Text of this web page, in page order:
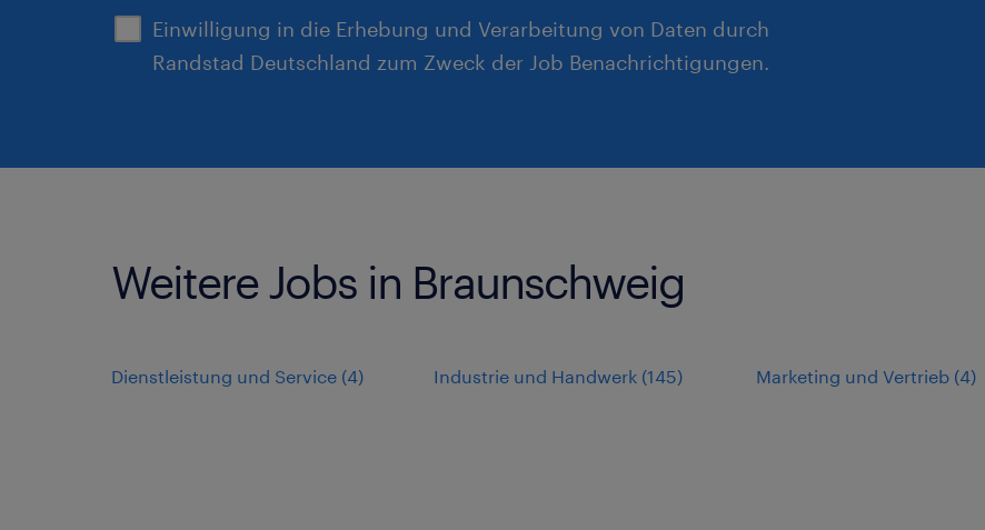
Einwilligung in die Erhebung und Verarbeitung von Daten durch
Randstad Deutschland zum Zweck der Job Benachrichtigungen.
Weitere Jobs in Braunschweig
Dienstleistung und Service (4) Industrie und Handwerk (145) Marketing und Vertrieb (4)